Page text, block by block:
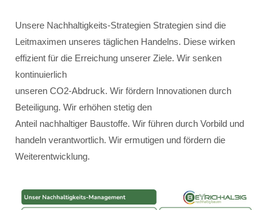
Unsere Nachhaltigkeits-Strategien Strategien sind die
Leitmaximen unseres täglichen Handelns. Diese wirken
effizient für die Erreichung unserer Ziele. Wir senken
kontinuierlich
unseren CO2-Abdruck. Wir fördern Innovationen durch
Beteiligung. Wir erhöhen stetig den
Anteil nachhaltiger Baustoffe. Wir führen durch Vorbild und
handeln verantwortlich. Wir ermutigen und fördern die
Weiterentwicklung.